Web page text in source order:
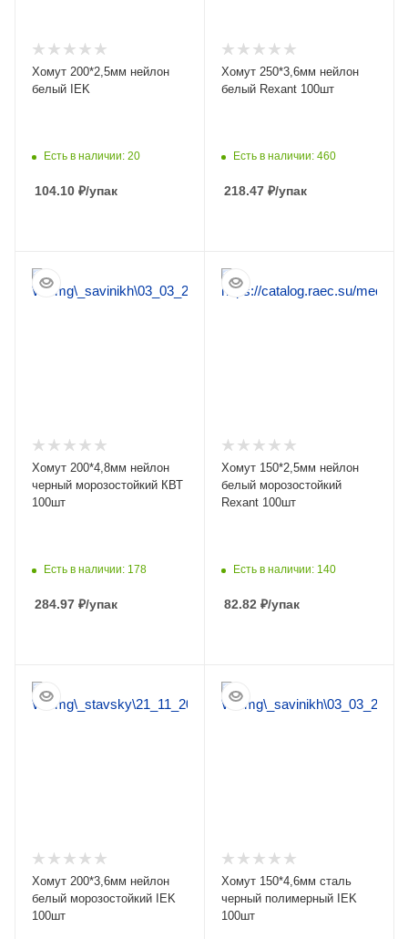
Хомут 200*2,5мм нейлон
белый IEK
Есть в наличии: 20
104.10 ₽/упак
Хомут 250*3,6мм нейлон
белый Rexant 100шт
Есть в наличии: 460
218.47 ₽/упак
Хомут 200*4,8мм нейлон
черный морозостойкий КВТ
100шт
Есть в наличии: 178
284.97 ₽/упак
Хомут 150*2,5мм нейлон
белый морозостойкий
Rexant 100шт
Есть в наличии: 140
82.82 ₽/упак
Хомут 200*3,6мм нейлон
белый морозостойкий IEK
100шт
Хомут 150*4,6мм сталь
черный полимерный IEK
100шт